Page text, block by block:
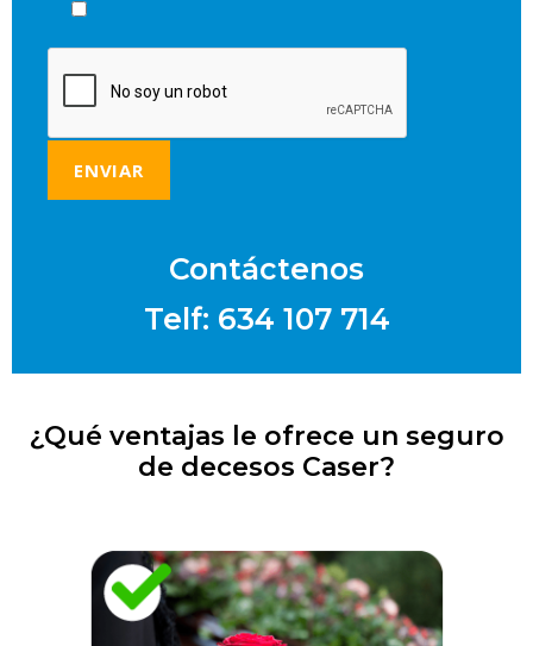
Contáctenos
Telf: 634 107 714
¿Qué ventajas le ofrece un seguro
de decesos Caser?